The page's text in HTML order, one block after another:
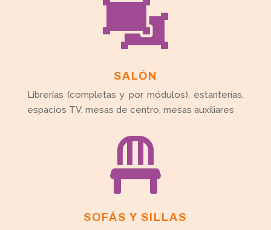

SALÓN
Librerías (completas y por módulos), estanterías,
espacios TV, mesas de centro, mesas auxiliares

SOFÁS Y SILLAS